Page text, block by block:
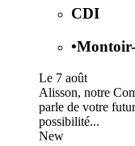
CDI
•
Le 7 août
Alisson, notre
parle de votre
possibilité...
New